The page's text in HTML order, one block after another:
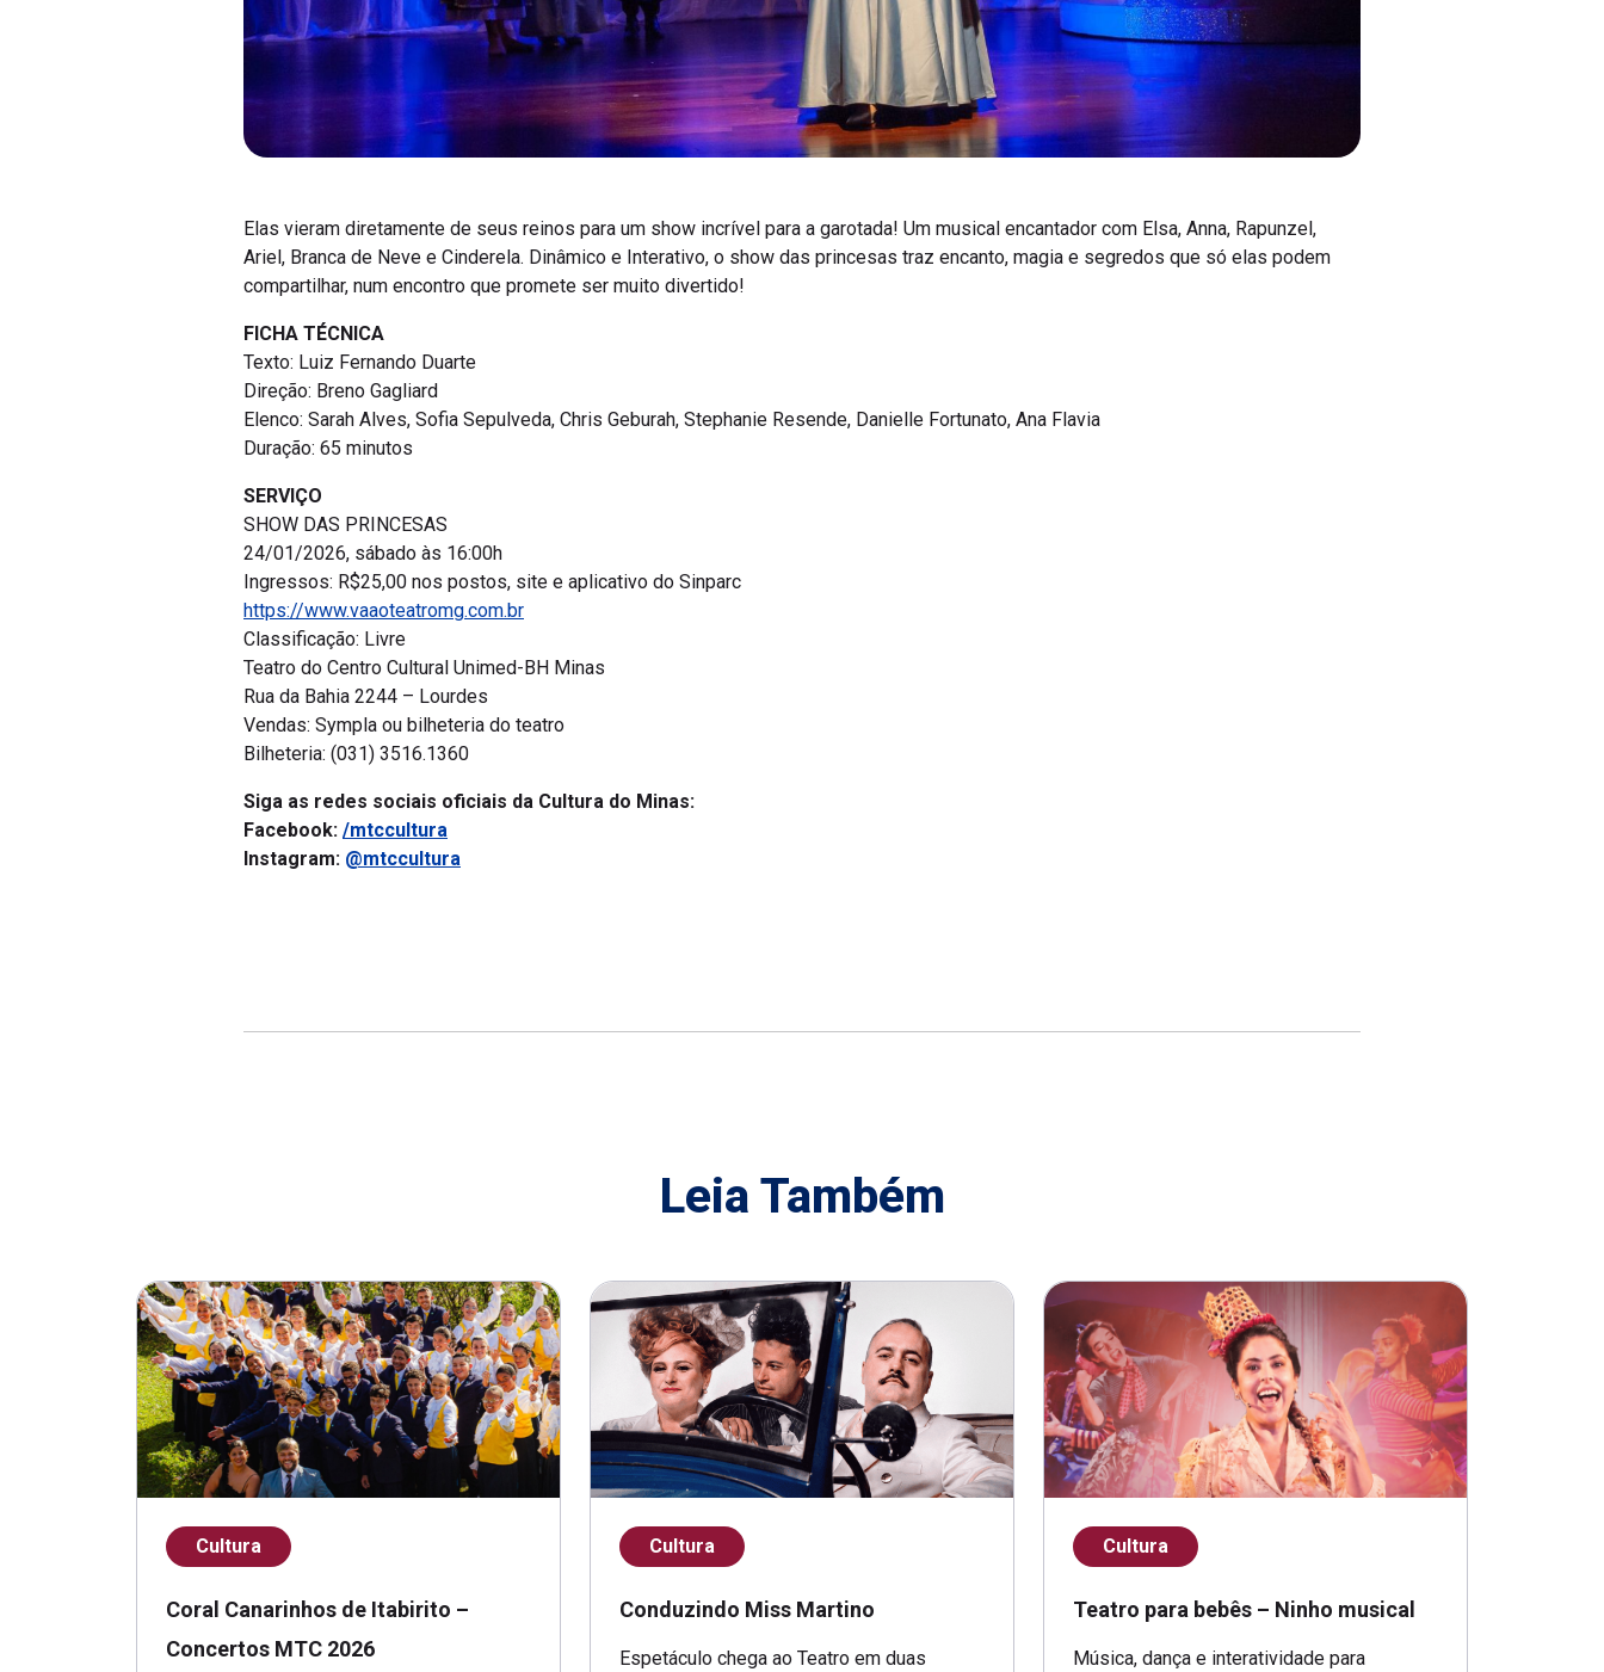
Elas vieram diretamente de seus reinos para um show incrível para a garotada! Um musical encantador com Elsa, Anna, Rapunzel,
Ariel, Branca de Neve e Cinderela. Dinâmico e Interativo, o show das princesas traz encanto, magia e segredos que só elas podem
compartilhar, num encontro que promete ser muito divertido!
FICHA TÉCNICA
Texto: Luiz Fernando Duarte
Direção: Breno Gagliard
Elenco: Sarah Alves, Sofia Sepulveda, Chris Geburah, Stephanie Resende, Danielle Fortunato, Ana Flavia
Duração: 65 minutos
SERVIÇO
SHOW DAS PRINCESAS
24/01/2026, sábado às 16:00h
Ingressos: R$25,00 nos postos, site e aplicativo do Sinparc
https://www.vaaoteatromg.com.br
Classificação: Livre
Teatro do Centro Cultural Unimed-BH Minas
Rua da Bahia 2244 – Lourdes
Vendas: Sympla ou bilheteria do teatro
Bilheteria: (031) 3516.1360
Siga as redes sociais oficiais da Cultura do Minas:
Facebook: /mtccultura
Instagram: @mtccultura
Leia Também
Cultura
Coral Canarinhos de Itabirito –
Concertos MTC 2026
Cultura
Conduzindo Miss Martino
Espetáculo chega ao Teatro em duas
Cultura
Teatro para bebês – Ninho musical
Música, dança e interatividade para